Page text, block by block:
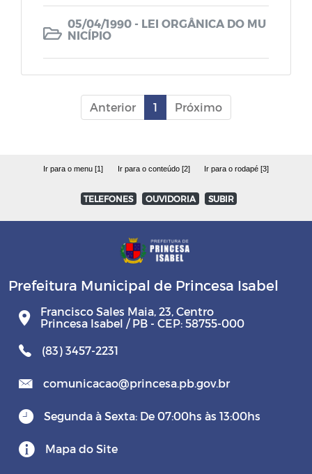
Plano de Cargos, Carreira e Remuneração
dos Servidores Municipais
Leis da Estrutura Organizacional
RREO - Relatório Resumido da
RGF - Relatório da Gestão Fiscal
PCA - Prestação de Contas Anual
QDD - Quadro Detalhado da Despesa
Leis das Diárias
Lei sobre tempo em fila de Agências
Lei de Criação do IPM e alterações
Leis de vencimentos de cargos eletivos
05/04/1990 - LEI ORGÂNICA DO MU
NICÍPIO
Anterior 1 Próximo
Ir para o menu [1] Ir para o conteúdo [2] Ir para o rodapé [3]
TELEFONES OUVIDORIA SUBIR
Prefeitura Municipal de Princesa Isabel
Francisco Sales Maia, 23, Centro
Princesa Isabel / PB - CEP: 58755-000
(83) 3457-2231
comunicacao@princesa.pb.gov.br
Segunda à Sexta: De 07:00hs às 13:00hs
Mapa do Site